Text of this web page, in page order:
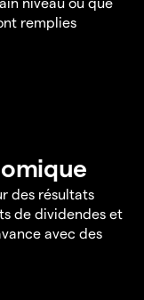
remplies
des résultats
de dividendes et
avec des